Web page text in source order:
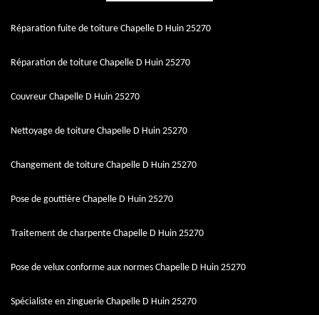
Réparation fuite de toiture Chapelle D Huin 25270
Réparation de toiture Chapelle D Huin 25270
Couvreur Chapelle D Huin 25270
Nettoyage de toiture Chapelle D Huin 25270
Changement de toiture Chapelle D Huin 25270
Pose de gouttière Chapelle D Huin 25270
Traitement de charpente Chapelle D Huin 25270
Pose de velux conforme aux normes Chapelle D Huin 25270
Spécialiste en zinguerie Chapelle D Huin 25270